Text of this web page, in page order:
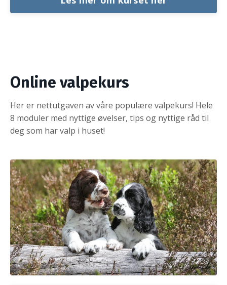
Online valpekurs
Her er nettutgaven av våre populære valpekurs! Hele
8 moduler med nyttige øvelser, tips og nyttige råd til
deg som har valp i huset!